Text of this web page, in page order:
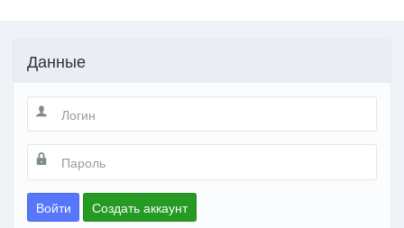
Данные
Войти Создать аккаунт